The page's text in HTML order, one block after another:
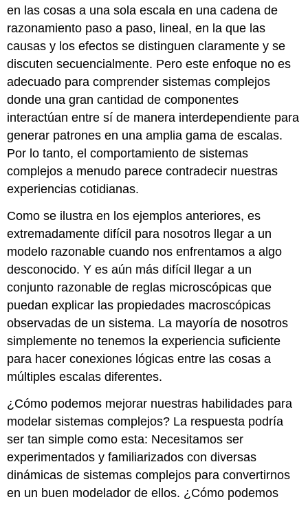
en las cosas a una sola escala en una cadena de
razonamiento paso a paso, lineal, en la que las
causas y los efectos se distinguen claramente y se
discuten secuencialmente. Pero este enfoque no es
adecuado para comprender sistemas complejos
donde una gran cantidad de componentes
interactúan entre sí de manera interdependiente para
generar patrones en una amplia gama de escalas.
Por lo tanto, el comportamiento de sistemas
complejos a menudo parece contradecir nuestras
experiencias cotidianas.
Como se ilustra en los ejemplos anteriores, es
extremadamente difícil para nosotros llegar a un
modelo razonable cuando nos enfrentamos a algo
desconocido. Y es aún más difícil llegar a un
conjunto razonable de reglas microscópicas que
puedan explicar las propiedades macroscópicas
observadas de un sistema. La mayoría de nosotros
simplemente no tenemos la experiencia suficiente
para hacer conexiones lógicas entre las cosas a
múltiples escalas diferentes.
¿Cómo podemos mejorar nuestras habilidades para
modelar sistemas complejos? La respuesta podría
ser tan simple como esta: Necesitamos ser
experimentados y familiarizados con diversas
dinámicas de sistemas complejos para convertirnos
en un buen modelador de ellos. ¿Cómo podemos